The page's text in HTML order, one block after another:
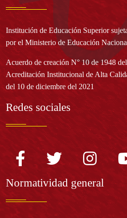
Institución de Educación Superior
por el Ministerio de Educación
Acuerdo de creación N° 10 de 1948
Acreditación Institucional de Alta
del 10 de diciembre del 2021
Redes sociales
Normatividad general